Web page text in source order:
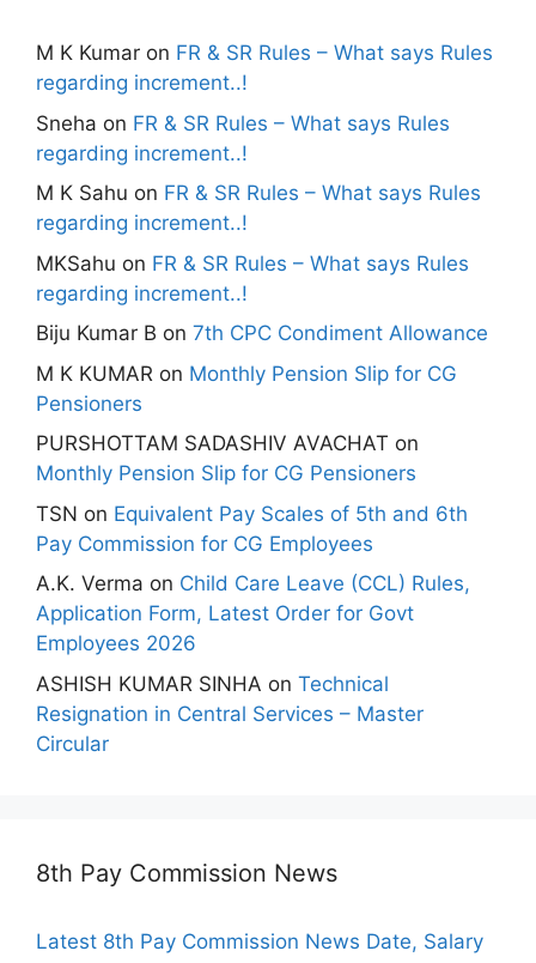
M K Kumar on FR & SR Rules – What says Rules
regarding increment..!
Sneha on FR & SR Rules – What says Rules
regarding increment..!
M K Sahu on FR & SR Rules – What says Rules
regarding increment..!
MKSahu on FR & SR Rules – What says Rules
regarding increment..!
Biju Kumar B on 7th CPC Condiment Allowance
M K KUMAR on Monthly Pension Slip for CG
Pensioners
PURSHOTTAM SADASHIV AVACHAT on
Monthly Pension Slip for CG Pensioners
TSN on Equivalent Pay Scales of 5th and 6th
Pay Commission for CG Employees
A.K. Verma on Child Care Leave (CCL) Rules,
Application Form, Latest Order for Govt
Employees 2026
ASHISH KUMAR SINHA on Technical
Resignation in Central Services – Master
Circular
8th Pay Commission News
Latest 8th Pay Commission News Date, Salary